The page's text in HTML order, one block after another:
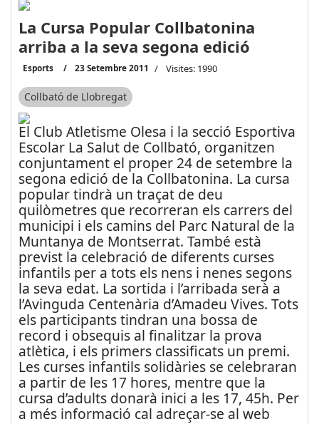
La Cursa Popular Collbatonina
arriba a la seva segona edició
Esports 23 Setembre 2011 Visites: 1990
Collbató de Llobregat
El Club Atletisme Olesa i la secció Esportiva
Escolar La Salut de Collbató, organitzen
conjuntament el proper 24 de setembre la
segona edició de la Collbatonina. La cursa
popular tindrà un traçat de deu
quilòmetres que recorreran els carrers del
municipi i els camins del Parc Natural de la
Muntanya de Montserrat. També està
previst la celebració de diferents curses
infantils per a tots els nens i nenes segons
la seva edat. La sortida i l’arribada serà a
l’Avinguda Centenària d’Amadeu Vives. Tots
els participants tindran una bossa de
record i obsequis al finalitzar la prova
atlètica, i els primers classificats un premi.
Les curses infantils solidàries se celebraran
a partir de les 17 hores, mentre que la
cursa d’adults donarà inici a les 17, 45h. Per
a més informació cal adreçar-se al web